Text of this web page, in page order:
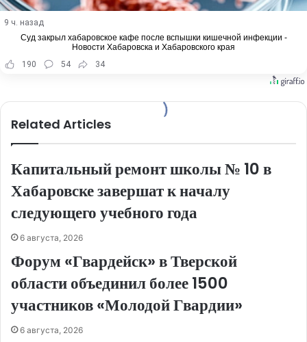
9 ч. назад
Суд закрыл хабаровское кафе после вспышки кишечной инфекции -
Новости Хабаровска и Хабаровского края
190
54 34
Related Articles
Капитальный ремонт школы № 10 в
Хабаровске завершат к началу
следующего учебного года
6 августа, 2026
Форум «Гвардейск» в Тверской
области объединил более 1500
участников «Молодой Гвардии»
6 августа, 2026